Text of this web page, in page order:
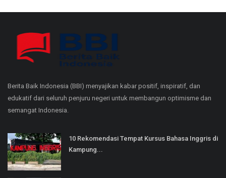
Berita Baik Indonesia (BBI) menyajikan kabar positif, inspiratif, dan
edukatif dari seluruh penjuru negeri untuk membangun optimisme dan
semangat Indonesia.
10 Rekomendasi Tempat Kursus Bahasa Inggris di
Kampung...